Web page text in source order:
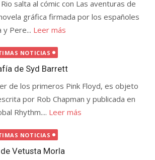
salta al cómic con Las aventuras de
gráfica firmada por los españoles
y Pere... Leer más
NOTICIAS
de Syd Barrett
de los primeros Pink Floyd, es objeto
por Rob Chapman y publicada en
Rhythm.... Leer más
NOTICIAS
Vetusta Morla